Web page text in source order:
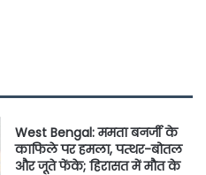
West Bengal: ममता बनर्जी के
काफिले पर हमला, पत्थर-बोतल
और जूते फेंके; हिरासत में मौत के